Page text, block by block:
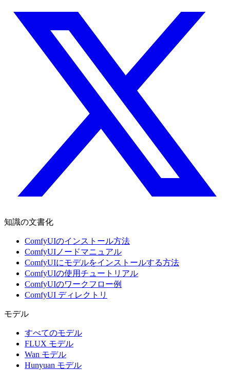
知識の文書化
ComfyUIのインストール方法
ComfyUIノードマニュアル
ComfyUIにモデルをインストールする方法
ComfyUIの使用チュートリアル
ComfyUIのワークフロー例
ComfyUI ディレクトリ
モデル
すべてのモデル
FLUX モデル
Wan モデル
Hunyuan モデル